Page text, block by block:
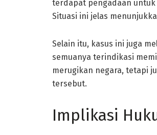
terdapat pengadaan
Situasi ini jelas
Selain itu, kasus ini juga
semuanya terindikasi
merugikan negara, tetapi
tersebut.
Implikasi